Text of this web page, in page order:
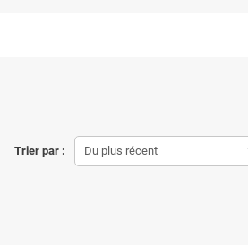
Trier par : Du plus récent